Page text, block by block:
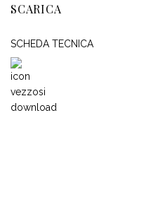
SCARICA
SCHEDA TECNICA